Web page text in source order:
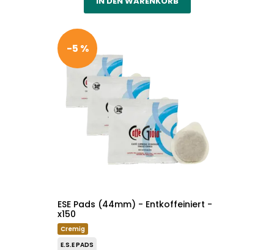
-5 %
ESE Pads (44mm) - Entkoffeiniert -
x150
Cremig
E.S.E PADS